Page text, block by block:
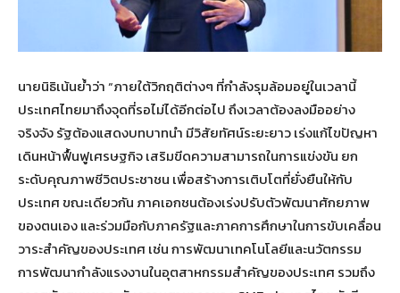
นายนิธิเน้นย้ำว่า “ภายใต้วิกฤติต่างๆ ที่กำลังรุมล้อมอยู่ในเวลานี้
ประเทศไทยมาถึงจุดที่รอไม่ได้อีกต่อไป ถึงเวลาต้องลงมืออย่าง
จริงจัง รัฐต้องแสดงบทบาทนำ มีวิสัยทัศน์ระยะยาว เร่งแก้ไขปัญหา
เดินหน้าฟื้นฟูเศรษฐกิจ เสริมขีดความสามารถในการแข่งขัน ยก
ระดับคุณภาพชีวิตประชาชน เพื่อสร้างการเติบโตที่ยั่งยืนให้กับ
ประเทศ ขณะเดียวกัน ภาคเอกชนต้องเร่งปรับตัวพัฒนาศักยภาพ
ของตนเอง และร่วมมือกับภาครัฐและภาคการศึกษาในการขับเคลื่อน
วาระสำคัญของประเทศ เช่น การพัฒนาเทคโนโลยีและนวัตกรรม
การพัฒนากำลังแรงงานในอุตสาหกรรมสำคัญของประเทศ รวมถึง